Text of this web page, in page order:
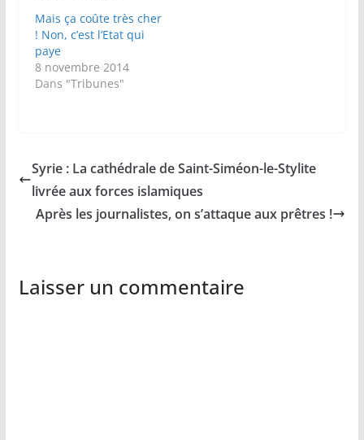
Mais ça coûte très cher
! Non, c’est l’Etat qui
paye
8 novembre 2014
Dans "Tribunes"
Syrie : La cathédrale de Saint-Siméon-le-Stylite
livrée aux forces islamiques
Après les journalistes, on s’attaque aux prêtres !
Laisser un commentaire